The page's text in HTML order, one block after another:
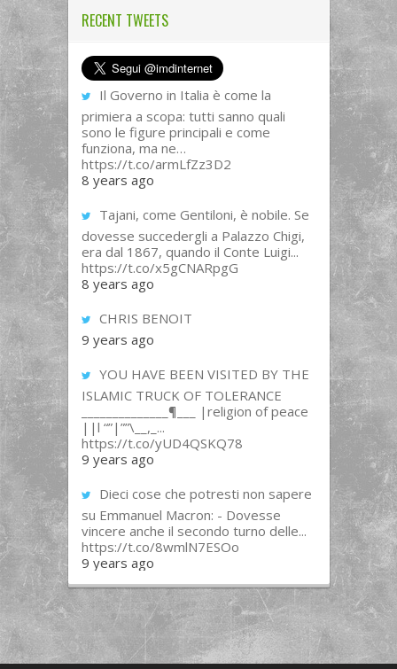
RECENT TWEETS
Il Governo in Italia è come la
primiera a scopa: tutti sanno quali
sono le figure principali e come
funziona, ma ne…
https://t.co/armLfZz3D2
8 years ago
Tajani, come Gentiloni, è nobile. Se
dovesse succedergli a Palazzo Chigi,
era dal 1867, quando il Conte Luigi...
https://t.co/x5gCNARpgG
8 years ago
CHRIS BENOIT
9 years ago
YOU HAVE BEEN VISITED BY THE
ISLAMIC TRUCK OF TOLERANCE
______________¶___ |religion of peace
||l “”|””\__,_...
https://t.co/yUD4QSKQ78
9 years ago
Dieci cose che potresti non sapere
su Emmanuel Macron: - Dovesse
vincere anche il secondo turno delle...
https://t.co/8wmlN7ESOo
9 years ago